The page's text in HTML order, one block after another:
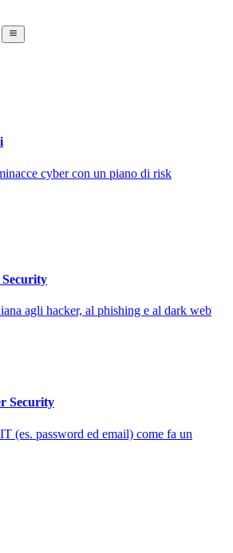
cyber con un piano di risk
agli hacker, al phishing e al dark web
Security
(es. password ed email) come fa un